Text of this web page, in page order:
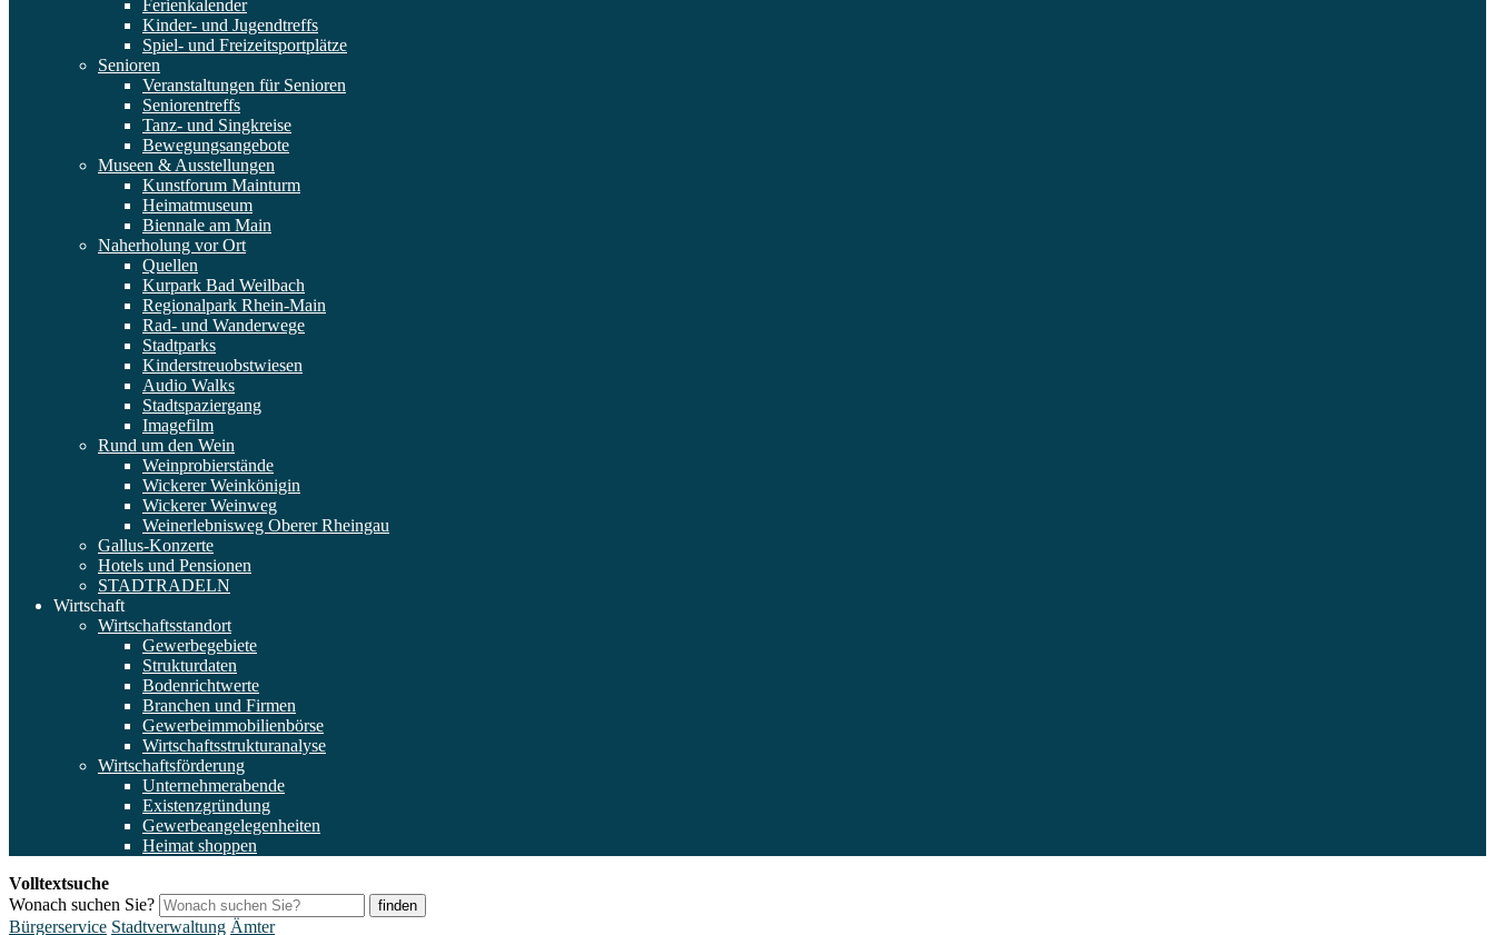
Ferienkalender
Kinder- und Jugendtreffs
Spiel- und Freizeitsportplätze
Senioren
Veranstaltungen für Senioren
Seniorentreffs
Tanz- und Singkreise
Bewegungsangebote
Museen & Ausstellungen
Kunstforum Mainturm
Heimatmuseum
Biennale am Main
Naherholung vor Ort
Quellen
Kurpark Bad Weilbach
Regionalpark Rhein-Main
Rad- und Wanderwege
Stadtparks
Kinderstreuobstwiesen
Audio Walks
Stadtspaziergang
Imagefilm
Rund um den Wein
Weinprobierstände
Wickerer Weinkönigin
Wickerer Weinweg
Weinerlebnisweg Oberer Rheingau
Gallus-Konzerte
Hotels und Pensionen
STADTRADELN
Wirtschaft
Wirtschaftsstandort
Gewerbegebiete
Strukturdaten
Bodenrichtwerte
Branchen und Firmen
Gewerbeimmobilienbörse
Wirtschaftsstrukturanalyse
Wirtschaftsförderung
Unternehmerabende
Existenzgründung
Gewerbeangelegenheiten
Heimat shoppen
Volltextsuche
Wonach suchen Sie?
finden
Bürgerservice Stadtverwaltung Ämter